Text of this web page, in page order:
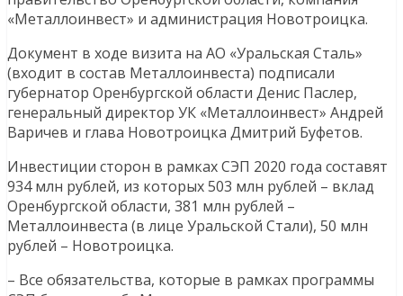
«Металлоинвест» и администрация Новотроицка.
Документ в ходе визита на АО «Уральская Сталь»
(входит в состав Металлоинвеста) подписали
губернатор Оренбургской области Денис Паслер,
генеральный директор УК «Металлоинвест» Андрей
Варичев и глава Новотроицка Дмитрий Буфетов.
Инвестиции сторон в рамках СЭП 2020 года составят
934 млн рублей, из которых 503 млн рублей – вклад
Оренбургской области, 381 млн рублей –
Металлоинвеста (в лице Уральской Стали), 50 млн
рублей – Новотроицка.
– Все обязательства, которые в рамках программы